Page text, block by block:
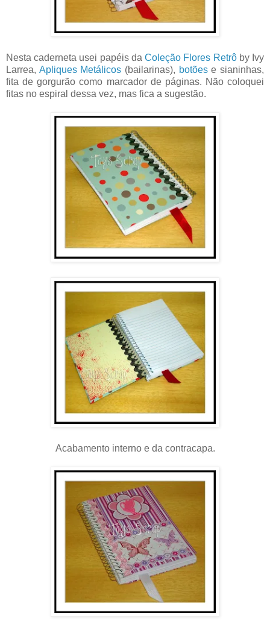
Nesta caderneta usei papéis daColeção Flores Retrôby Ivy
Larrea, Apliques Metálicos (bailarinas), botõese sianinhas,
fita de gorgurão como marcador de páginas. Não coloquei
fitas no espiral dessa vez, mas fica a sugestão.
Acabamento interno e da contracapa.